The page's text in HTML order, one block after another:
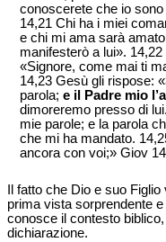
conoscerete che io
14,21 Chi ha i miei
e chi mi ama sarà
manifesterò a lui».
«Signore, come mai ti
14,23 Gesù gli rispose: «
parola; e il Padre mio
dimoreremo presso di
mie parole; e la parola
che mi ha mandato.
ancora con voi;» Giov
Il fatto che Dio e suo
prima vista sorprendente
conosce il contesto
dichiarazione.